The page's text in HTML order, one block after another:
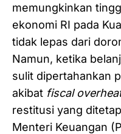
memungkinkan
ekonomi RI pada
tidak lepas dari
Namun, ketika
sulit dipertahankan
akibat fiscal
restitusi yang
Menteri Keuangan